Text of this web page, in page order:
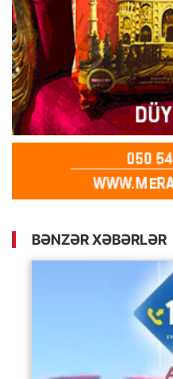
BƏNZƏR XƏBƏRLƏR